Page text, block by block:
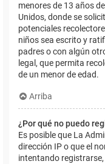
menores de 13 años
Unidos, donde se
potenciales
niños sea escrito y
padres o con algún
legal, que permita
de un menor de edad.
Arriba
¿Por qué no puedo
Es posible que La
dirección IP o que el
intentando